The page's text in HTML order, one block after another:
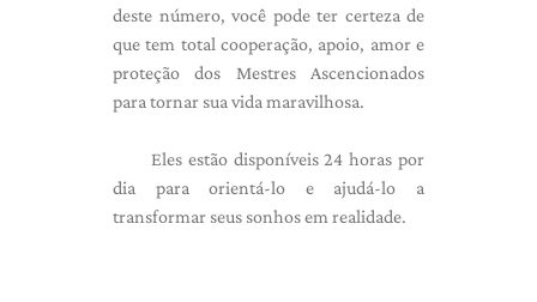
deste número, você pode ter certeza de
que tem total cooperação, apoio, amor e
proteção dos Mestres Ascencionados
para tornar sua vida maravilhosa.
Eles estão disponíveis 24 horas por
dia para orientá-lo e ajudá-lo a
transformar seus sonhos em realidade.